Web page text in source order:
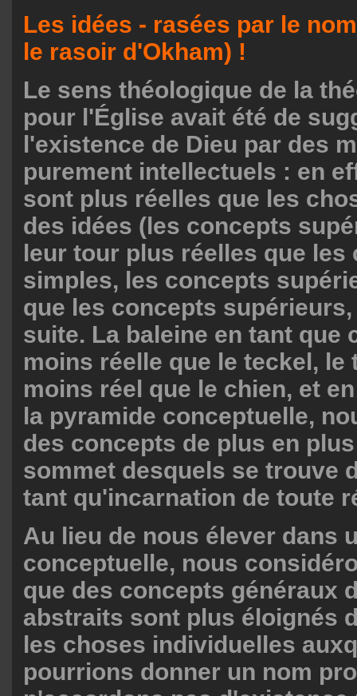
Les idées - rasées par le
le rasoir d'Okham) !
Le sens théologique de la
pour l'Église avait été de
l'existence de Dieu par des
purement intellectuels : en
sont plus réelles que les
des idées (les concepts
leur tour plus réelles que les
simples, les concepts
que les concepts
suite. La baleine en tant que
moins réelle que le teckel, le
moins réel que le chien, et
la pyramide conceptuelle,
des concepts de plus en
sommet desquels se trouve
tant qu'incarnation de toute
Au lieu de nous élever dans
conceptuelle, nous
que des concepts généraux
abstraits sont plus éloignés
les choses individuelles
pourrions donner un nom